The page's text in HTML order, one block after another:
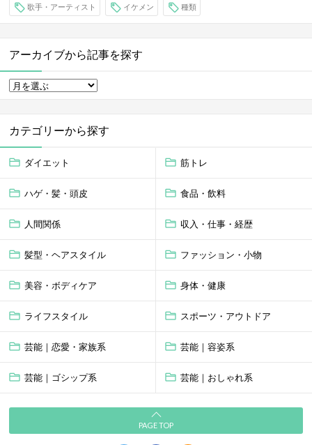
歌手・アーティスト イケメン 種類
アーカイブから記事を探す
カテゴリーから探す
ダイエット 筋トレ
ハゲ・髪・頭皮 食品・飲料
人間関係 収入・仕事・経歴
髪型・ヘアスタイル ファッション・小物
美容・ボディケア 身体・健康
ライフスタイル スポーツ・アウトドア
芸能｜恋愛・家族系 芸能｜容姿系
芸能｜ゴシップ系 芸能｜おしゃれ系
PAGE TOP